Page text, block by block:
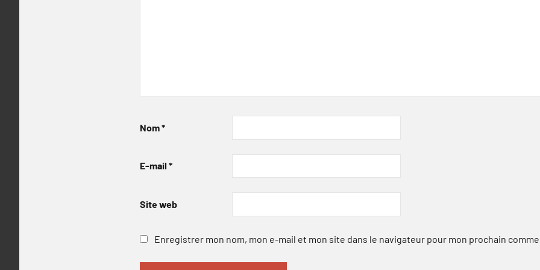
Nom*
E-mail *
Site web
Enregistrer mon nom, mon e-mail et mon site dans le navigateur pour mon prochain